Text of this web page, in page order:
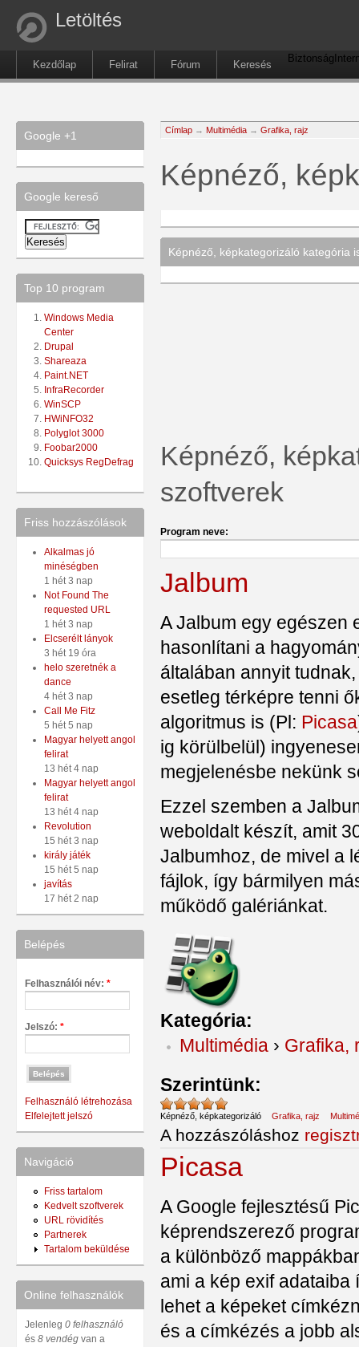
Letöltés
Kezdőlap Felirat Fórum Keresés
Biztonság
Google +1
Google kereső
Top 10 program
Windows Media
Center
Drupal
Shareaza
Paint.NET
InfraRecorder
WinSCP
HWiNFO32
Polyglot 3000
Foobar2000
Quicksys RegDefrag
Friss hozzászólások
Alkalmas jó
minéségben
1 hét 3 nap
Not Found The
requested URL
1 hét 3 nap
Elcserélt lányok
3 hét 19 óra
helo szeretnék a
dance
4 hét 3 nap
Call Me Fitz
5 hét 5 nap
Magyar helyett angol
felirat
13 hét 4 nap
Magyar helyett angol
felirat
13 hét 4 nap
Revolution
15 hét 3 nap
király játék
15 hét 5 nap
javítás
17 hét 2 nap
Belépés
Felhasználói név: *
Jelszó: *
Felhasználó létrehozása
Elfelejtett jelszó
Navigáció
Friss tartalom
Kedvelt szoftverek
URL rövidítés
Partnerek
Tartalom beküldése
Online felhasználók
Jelenleg 0 felhasználó
és 8 vendég van a
Címlap → Multimédia → Grafika, rajz
Képnéző,
Képnéző, képkategorizáló kategória
Képnéző,
szoftverek
Program neve:
Jalbum
A Jalbum egy egészen
hasonlítani a
általában annyit
esetleg térképre tenni
algoritmus is (Pl: Picasa
ig körülbelül)
megjelenésbe nekünk
Ezzel szemben a
weboldalt készít, amit
Jalbumhoz, de mivel a
fájlok, így bármilyen
működő galériánkat.
Kategória:
Multimédia › Grafika,
Szerintünk:
Képnéző, képkategorizáló Grafika, rajz
A hozzászóláshoz
Picasa
A Google fejlesztésű
képrendszerező
a különböző
ami a kép exif adataiba
lehet a képeket
és a címkézés a jobb